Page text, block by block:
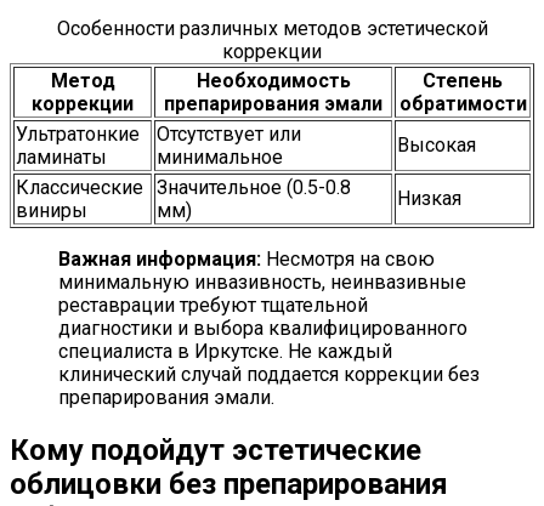
Особенности различных методов эстетической
коррекции
Метод
коррекции
Необходимость
препарирования эмали
Степень
обратимости
Ультратонкие
ламинаты
Отсутствует или
минимальное
Высокая
Классические
виниры
Значительное (0.5-0.8
мм)
Низкая
Важная информация: Несмотря на свою
минимальную инвазивность, неинвазивные
реставрации требуют тщательной
диагностики и выбора квалифицированного
специалиста в Иркутске. Не каждый
клинический случай поддается коррекции без
препарирования эмали.
Кому подойдут эстетические
облицовки без препарирования